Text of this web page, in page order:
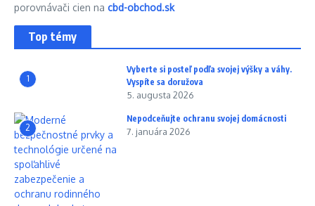
porovnávači cien na cbd-obchod.sk
Top témy
1
Vyberte si posteľ podľa svojej výšky a váhy.
Vyspíte sa doružova
5. augusta 2026
2
Nepodceňujte ochranu svojej domácnosti
7. januára 2026